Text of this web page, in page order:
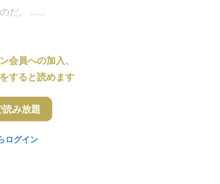
だ。 ......
会員への加入、
すると読めます
み放題
ログイン